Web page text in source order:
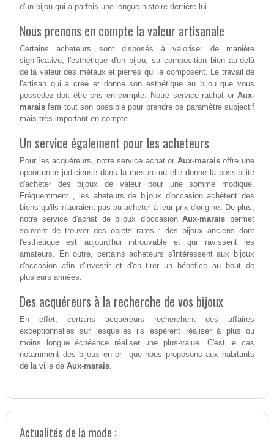
d'un bijou qui a parfois une longue histoire derrière lui.
Nous prenons en compte la valeur artisanale
Certains acheteurs sont disposés à valoriser de manière
significative, l'esthétique d'un bijou, sa composition bien au-delà
de la valeur des métaux et pierres qui la composent. Le travail de
l'artisan qui a créé et donné son esthétique au bijou que vous
possédez doit être pris en compte. Notre service rachat orAux-
maraisfera tout son possible pour prendre ce paramètre subjectif
mais très important en compte.
Un service également pour les acheteurs
Pour les acquéreurs, notre service achat or Aux-maraisoffre une
opportunité judicieuse dans la mesure où elle donne la possibilité
d'acheter des bijoux de valeur pour une somme modique.
Fréquemment , les aheteurs de bijoux d'occasion achètent des
biens qu'ils n'auraient pas pu acheter à leur prix d'origine. De plus,
notre service d'achat de bijoux d'occasionAux-marais permet
souvent de trouver des objets rares : des bijoux anciens dont
l'esthétique est aujourd'hui introuvable et qui ravissent les
amateurs. En outre, certains acheteurs s'intéressent aux bijoux
d'occasion afin d'investir et d'en tirer un bénéfice au bout de
plusieurs années.
Des acquéreurs à la recherche de vos bijoux
En effet, certains acquéreurs recherchent des affaires
exceptionnelles sur lesquelles ils espèrent réaliser à plus ou
moins longue échéance réaliser une plus-value. C'est le cas
notamment des bijoux en or que nous proposons aux habitants
de la ville de Aux-marais.
Actualités de la mode :